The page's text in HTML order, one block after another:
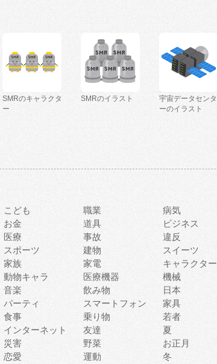
SMRのキャラクタ
ー
SMRのイラスト
宇宙データセンタ
ーのイラスト
こども 職業 病気
お金 道具 ビジネス
医療 事故 違反
スポーツ 建物 スイーツ
家族 家電 キャラクター
動物キャラ 医療機器 機械
音楽 飲み物 日本
パーティ スマートフォン 家具
食事 乗り物 若者
インターネット 友達 夏
災害 野菜 お正月
恋愛 運動 冬